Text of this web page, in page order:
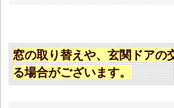
窓の取り替えや、玄関ドアの
る場合がございます。